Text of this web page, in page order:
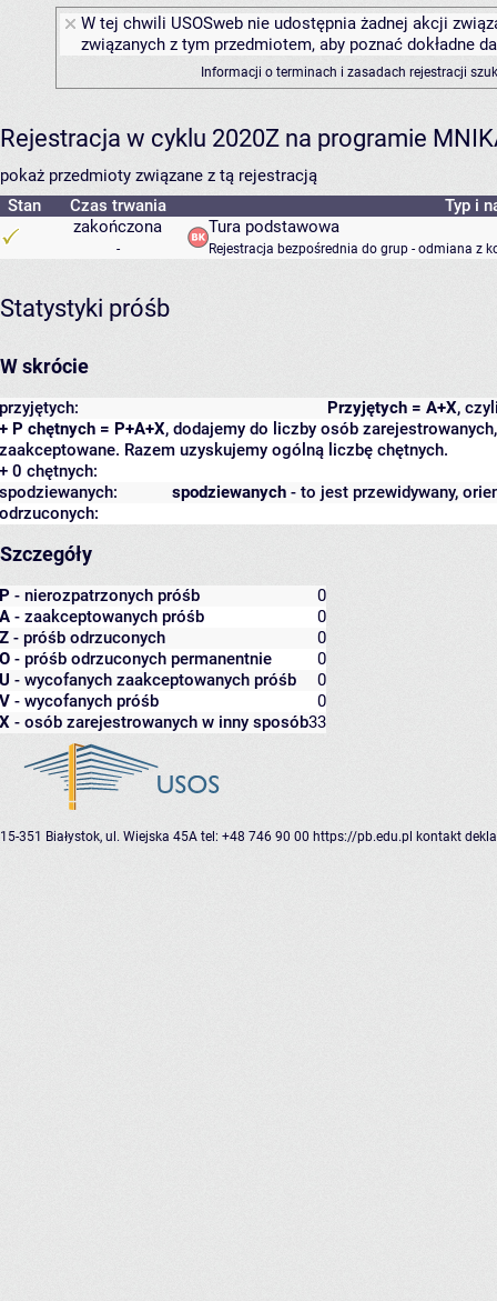
W tej chwili USOSweb nie udostępnia żadnej akcji
związanych z tym przedmiotem, aby poznać dokładne
Informacji o terminach i zasadach rejestracji
Rejestracja w cyklu 2020Z na programie
pokaż przedmioty związane z tą rejestracją
Stan
Czas trwania
Typ i
zakończona
-
Tura podstawowa
Rejestracja bezpośrednia do grup - odmiana z
Statystyki próśb
W skrócie
Przyjętych = A+X,
przyjętych:
+ P chętnych = P+A+X, dodajemy do liczby osób
zaakceptowane. Razem uzyskujemy ogólną liczbę chętnych.
+ 0 chętnych:
spodziewanych - to jest przewidywany,
spodziewanych:
odrzuconych:
Szczegóły
P - nierozpatrzonych próśb
0
A - zaakceptowanych próśb
0
Z - próśb odrzuconych
0
O - próśb odrzuconych permanentnie
0
U - wycofanych zaakceptowanych próśb
0
V - wycofanych próśb
0
X - osób zarejestrowanych w inny sposób33
15-351 Białystok, ul. Wiejska 45A tel: +48 746 90 00 https://pb.edu.pl kontakt